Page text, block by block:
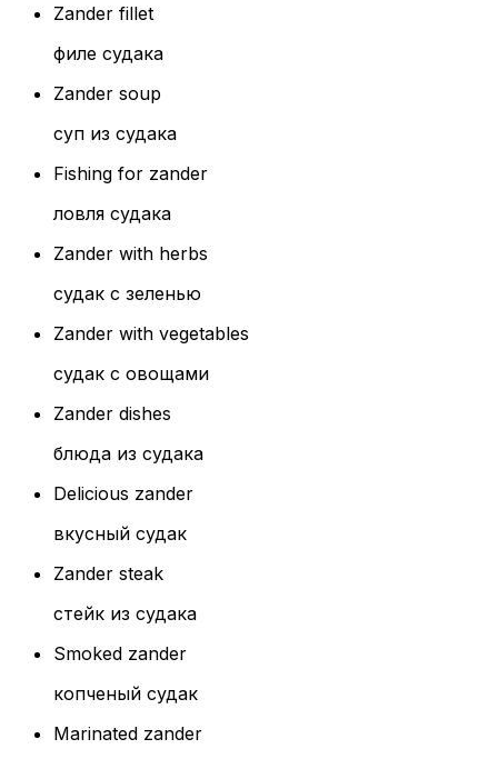
Zander fillet
филе судака
Zander soup
суп из судака
Fishing for zander
ловля судака
Zander with herbs
судак с зеленью
Zander with vegetables
судак с овощами
Zander dishes
блюда из судака
Delicious zander
вкусный судак
Zander steak
стейк из судака
Smoked zander
копченый судак
Marinated zander